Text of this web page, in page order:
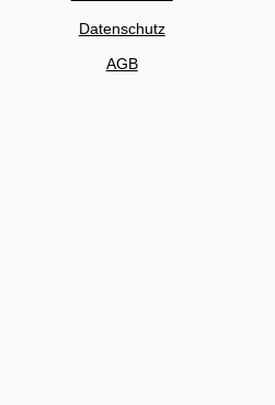
Datenschutz
AGB